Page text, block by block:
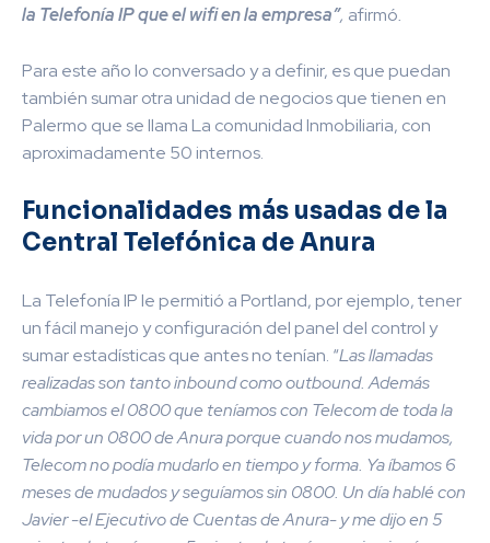
la Telefonía IP que el wifi en la empresa”, afirmó.
Para este año lo conversado y a definir, es que puedan
también sumar otra unidad de negocios que tienen en
Palermo que se llama La comunidad Inmobiliaria, con
aproximadamente 50 internos.
Funcionalidades más usadas de la
Central Telefónica de Anura
La Telefonía IP le permitió a Portland, por ejemplo, tener
un fácil manejo y configuración del panel del controly
sumar estadísticas que antes no tenían. “Las llamadas
realizadas son tanto inbound como outbound. Además
cambiamos el 0800 que teníamos con Telecom de toda la
vida por un 0800 de Anura porque cuando nos mudamos,
Telecom no podía mudarlo en tiempo y forma. Ya íbamos 6
meses de mudados y seguíamos sin 0800. Un día hablé con
Javier -el Ejecutivo de Cuentas de Anura- y me dijo en 5